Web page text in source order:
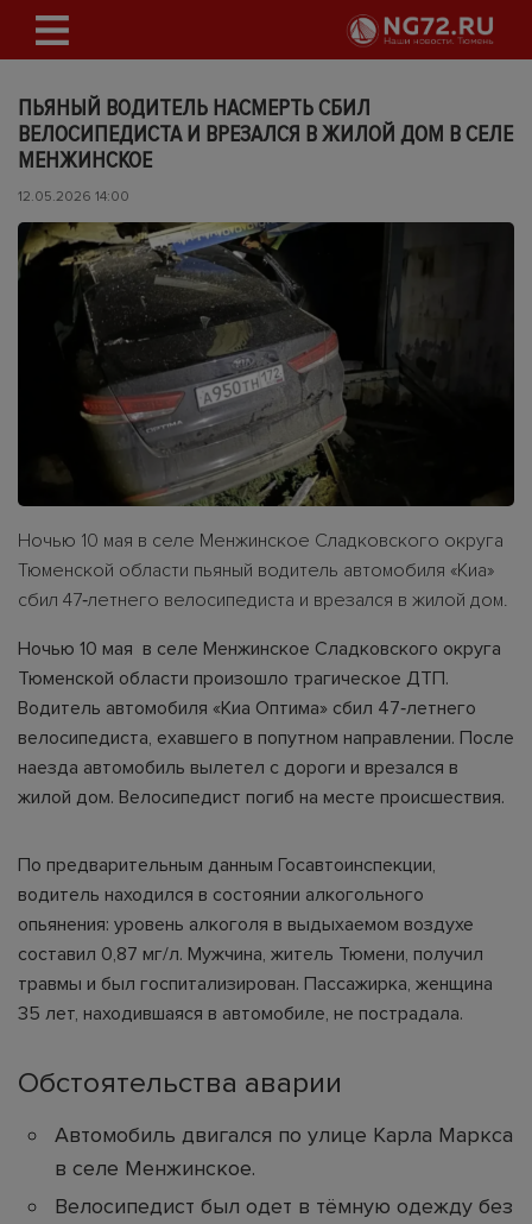
ПЬЯНЫЙ ВОДИТЕЛЬ НАСМЕРТЬ СБИЛ
ВЕЛОСИПЕДИСТА И ВРЕЗАЛСЯ В ЖИЛОЙ ДОМ В СЕЛЕ
МЕНЖИНСКОЕ
12.05.2026 14:00
Ночью 10 мая в селе Менжинское Сладковского округа
Тюменской области пьяный водитель автомобиля «Киа»
сбил 47‑летнего велосипедиста и врезался в жилой дом.
Ночью 10 мая в селе Менжинское Сладковского округа
Тюменской области произошло трагическое ДТП.
Водитель автомобиля «Киа Оптима» сбил 47‑летнего
велосипедиста, ехавшего в попутном направлении. После
наезда автомобиль вылетел с дороги и врезался в
жилой дом. Велосипедист погиб на месте происшествия.
По предварительным данным Госавтоинспекции,
водитель находился в состоянии алкогольного
опьянения: уровень алкоголя в выдыхаемом воздухе
составил 0,87 мг/л. Мужчина, житель Тюмени, получил
травмы и был госпитализирован. Пассажирка, женщина
35 лет, находившаяся в автомобиле, не пострадала.
Обстоятельства аварии
Автомобиль двигался по улице Карла Маркса
в селе Менжинское.
Велосипедист был одет в тёмную одежду без